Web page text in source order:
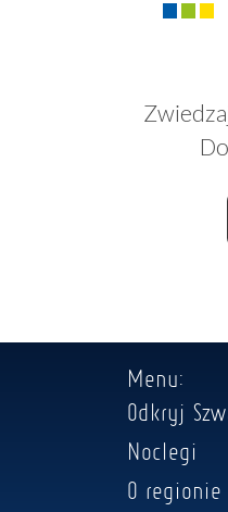
Menu:
Odkryj
Noclegi
O regionie